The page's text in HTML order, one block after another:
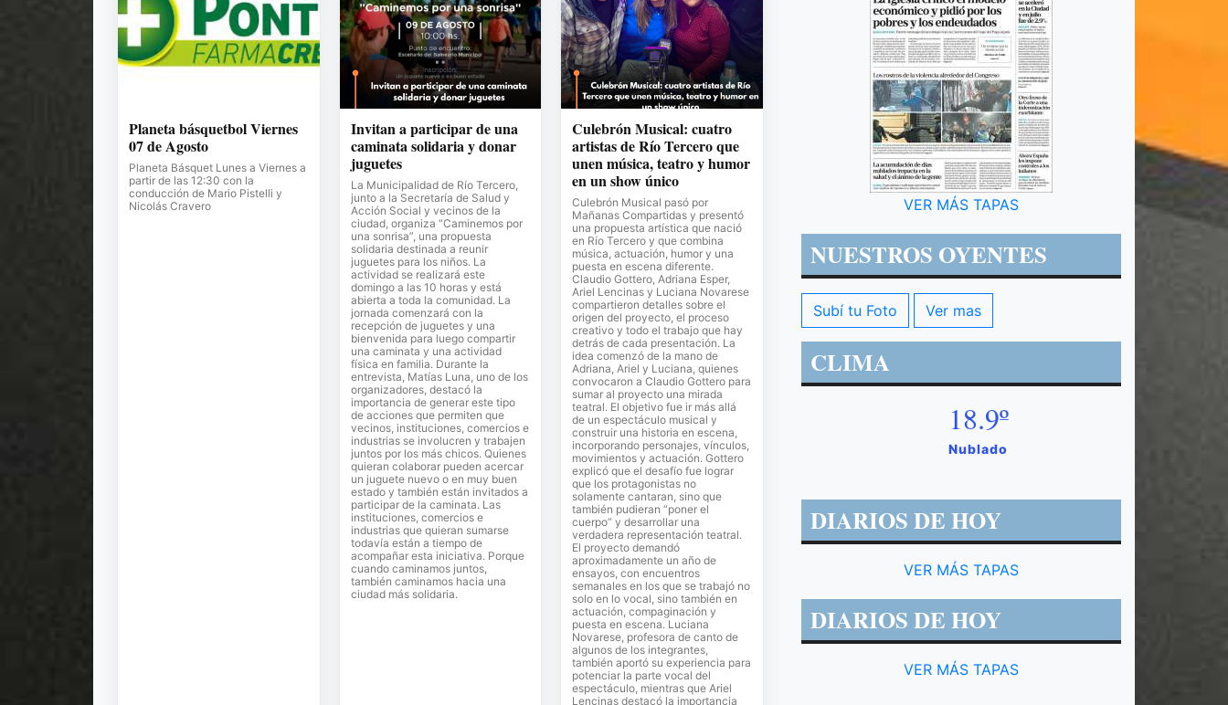
Planeta básquetbol Viernes
07 de Agosto
Planeta Básquet Lunes a Viernes a
partir de las 12:30 con la
conducción de Mario Pistelli y
Nicolás Cravero
Invitan a participar de una
caminata solidaria y donar
juguetes
La Municipalidad de Río Tercero,
junto a la Secretaría de Salud y
Acción Social y vecinos de la
ciudad, organiza “Caminemos por
una sonrisa”, una propuesta
solidaria destinada a reunir
juguetes para los niños. La
actividad se realizará este
domingo a las 10 horas y está
abierta a toda la comunidad. La
jornada comenzará con la
recepción de juguetes y una
bienvenida para luego compartir
una caminata y una actividad
física en familia. Durante la
entrevista, Matías Luna, uno de los
organizadores, destacó la
importancia de generar este tipo
de acciones que permiten que
vecinos, instituciones, comercios e
industrias se involucren y trabajen
juntos por los más chicos. Quienes
quieran colaborar pueden acercar
un juguete nuevo o en muy buen
estado y también están invitados a
participar de la caminata. Las
instituciones, comercios e
industrias que quieran sumarse
todavía están a tiempo de
acompañar esta iniciativa. Porque
cuando caminamos juntos,
también caminamos hacia una
ciudad más solidaria.
Culebrón Musical: cuatro
artistas de Río Tercero que
unen música, teatro y humor
en un show único
Culebrón Musical pasó por
Mañanas Compartidas y presentó
una propuesta artística que nació
en Río Tercero y que combina
música, actuación, humor y una
puesta en escena diferente.
Claudio Gottero, Adriana Esper,
Ariel Lencinas y Luciana Novarese
compartieron detalles sobre el
origen del proyecto, el proceso
creativo y todo el trabajo que hay
detrás de cada presentación. La
idea comenzó de la mano de
Adriana, Ariel y Luciana, quienes
convocaron a Claudio Gottero para
sumar al proyecto una mirada
teatral. El objetivo fue ir más allá
de un espectáculo musical y
construir una historia en escena,
incorporando personajes, vínculos,
movimientos y actuación. Gottero
explicó que el desafío fue lograr
que los protagonistas no
solamente cantaran, sino que
también pudieran “poner el
cuerpo” y desarrollar una
verdadera representación teatral.
El proyecto demandó
aproximadamente un año de
ensayos, con encuentros
semanales en los que se trabajó no
solo en lo vocal, sino también en
actuación, compaginación y
puesta en escena. Luciana
Novarese, profesora de canto de
algunos de los integrantes,
también aportó su experiencia para
potenciar la parte vocal del
espectáculo, mientras que Ariel
Lencinas destacó la importancia
VER MÁS TAPAS
NUESTROS OYENTES
Subí tu Foto Ver mas
CLIMA
18.9º
Nublado
DIARIOS DE HOY
VER MÁS TAPAS
DIARIOS DE HOY
VER MÁS TAPAS